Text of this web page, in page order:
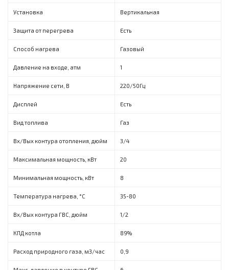
Установка Вертикальная
Защита от перегрева Есть
Способ нагрева Газовый
Давление на входе, атм 1
Напряжение сети, В 220/50Гц
Дисплей Есть
Вид топлива Газ
Вх/Вых контура отопления, дюйм 3/4
Максимальная мощность, кBт 20
Минимальная мощность, кВт 8
Температура нагрева, °C 35-80
Вх/Вых контура ГВС, дюйм 1/2
КПД котла 89%
Расход природного газа, м3/час 0,9